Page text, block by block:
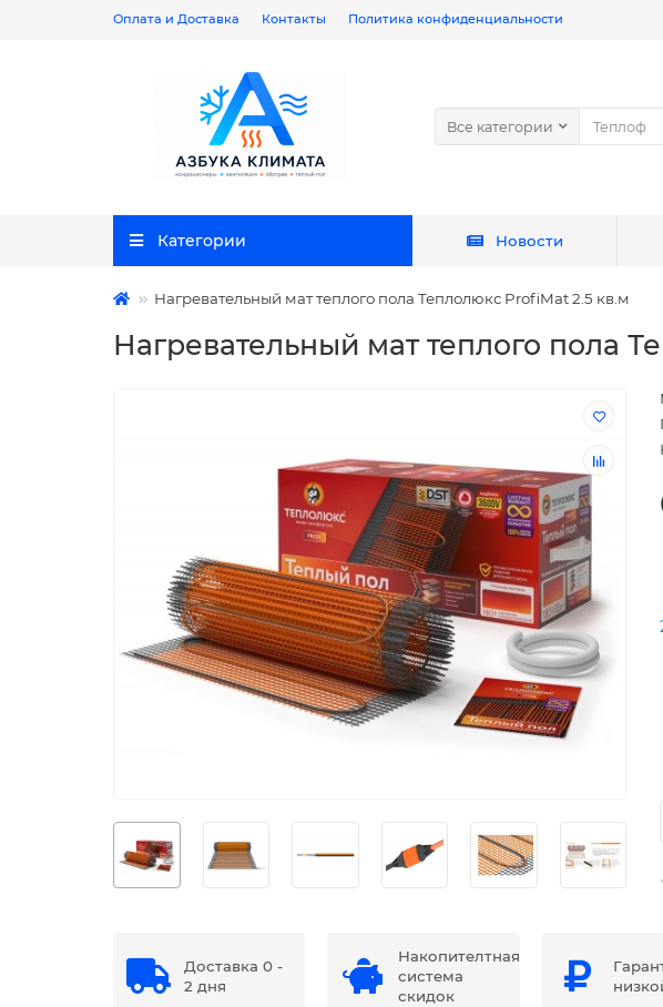
Оплата и Доставка Контакты Политика конфиденциальности
Все категории
Категории Новости
Нагревательный мат теплого пола Теплолюкс ProfiMat 2.5 кв.м
Нагревательный мат теплого пола
Доставка 0 -
2 дня
Накопителтная
система
скидок